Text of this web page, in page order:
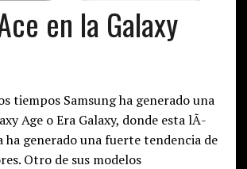
en la Galaxy
tiempos Samsung ha generado una
Age o Era Galaxy, donde esta lÃ­
ha generado una fuerte tendencia de
Otro de sus modelos